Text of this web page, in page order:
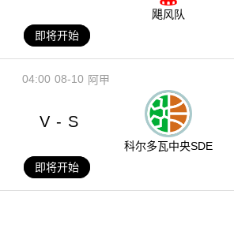
飓风队
即将开始
08-10
04:00 阿甲
V - S
科尔多瓦中央SDE
即将开始